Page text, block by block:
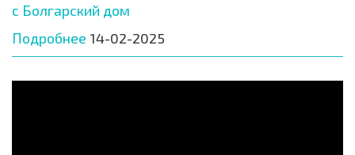
с Болгарский дом
Подробнее 14-02-2025